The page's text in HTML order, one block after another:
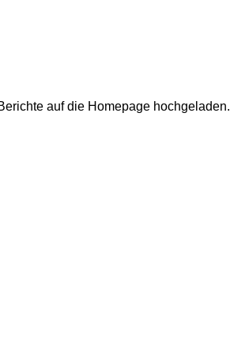
auf die Homepage hochgeladen.